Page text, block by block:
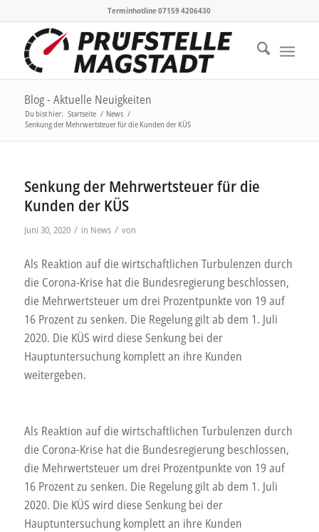
Terminhotline 07159 4206430
Blog - Aktuelle Neuigkeiten
Du bist hier: Startseite / News /
Senkung der Mehrwertsteuer für die Kunden der KÜS
Senkung der Mehrwertsteuer für die
Kunden der KÜS
Juni 30, 2020 / in News / von
Als Reaktion auf die wirtschaftlichen Turbulenzen durch
die Corona-Krise hat die Bundesregierung beschlossen,
die Mehrwertsteuer um drei Prozentpunkte von 19 auf
16 Prozent zu senken. Die Regelung gilt ab dem 1. Juli
2020. Die KÜS wird diese Senkung bei der
Hauptuntersuchung komplett an ihre Kunden
weitergeben.
Als Reaktion auf die wirtschaftlichen Turbulenzen durch
die Corona-Krise hat die Bundesregierung beschlossen,
die Mehrwertsteuer um drei Prozentpunkte von 19 auf
16 Prozent zu senken. Die Regelung gilt ab dem 1. Juli
2020. Die KÜS wird diese Senkung bei der
Hauptuntersuchung komplett an ihre Kunden